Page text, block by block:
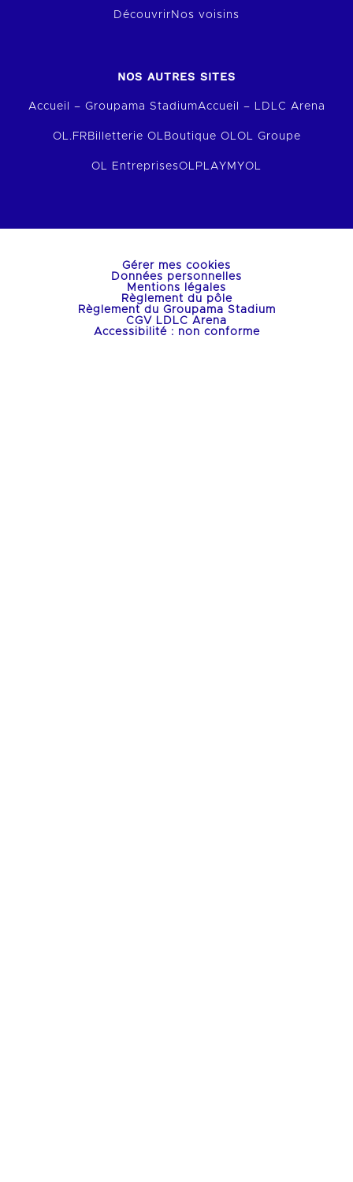
Découvrir Nos voisins
NOS AUTRES SITES
Accueil – Groupama StadiumAccueil – LDLC Arena
OL.FR Billetterie OL Boutique OLOL Groupe
OL EntreprisesOLPLAY MYOL
Gérer mes cookies
Données personnelles
Mentions légales
Règlement du pôle
Règlement du Groupama Stadium
CGV LDLC Arena
Accessibilité : non conforme